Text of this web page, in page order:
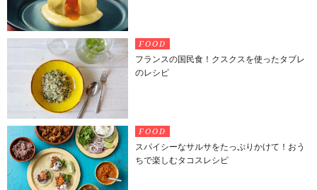
FOOD
フランスの国民食！クスクスを使ったタブレ
のレシピ
FOOD
スパイシーなサルサをたっぷりかけて！おう
ちで楽しむタコスレシピ